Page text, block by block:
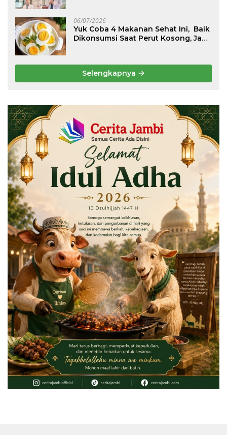
06/07/2026
Yuk Coba 4 Makanan Sehat Ini, Baik
Dikonsumsi Saat Perut Kosong, Jaga
Selengkapnya